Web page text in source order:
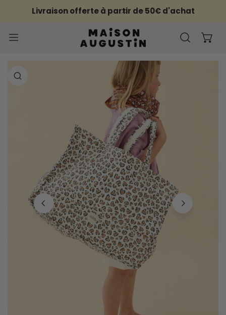
AU CONTENU
Livraison offerte à partir de 50€ d'achat
SUR LE PRODUIT